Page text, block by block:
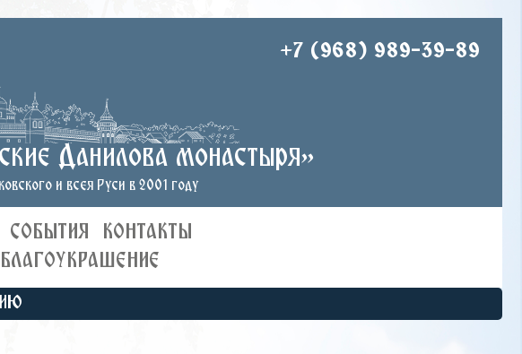
+7 (968) 989-39-89
Данилова монастыря»
и всея Руси в 2001 году
СОБЫТИЯ
КОНТАКТЫ
БЛАГОУКРАШЕНИЕ